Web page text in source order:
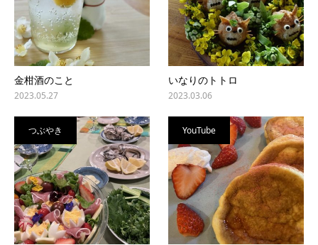
金柑酒のこと
2023.05.27
いなりのトトロ
2023.03.06
つぶやき YouTube